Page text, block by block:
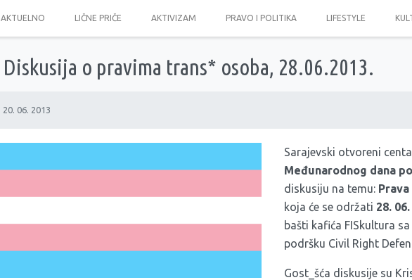
AKTUELNO LIČNE PRIČE AKTIVIZAM PRAVO I POLITIKA LIFESTYLE
Diskusija o pravima trans* osoba, 28.06.2013.
20. 06. 2013
Sarajevski otvoreni
Međunarodnog dana
diskusiju na temu:
koja će se održati 28.
bašti kafića FISkultura
podršku Civil Right
Gost_šća diskusije su